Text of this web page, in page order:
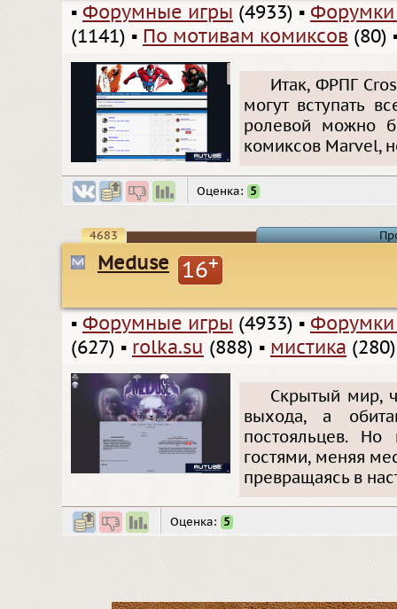
▪ Форумные игры (4933) ▪
(1141) ▪ По мотивам комиксов (80)
Итак, ФРПГ
могут вступать
ролевой можно
комиксов Marvel,
Оценка: 5
4683
Meduse 16+
▪ Форумные игры (4933) ▪
(627) ▪ rolka.su (888) ▪ мистика (280)
Скрытый мир,
выхода, а
постояльцев.
гостями, меняя
превращаясь в
Оценка: 5